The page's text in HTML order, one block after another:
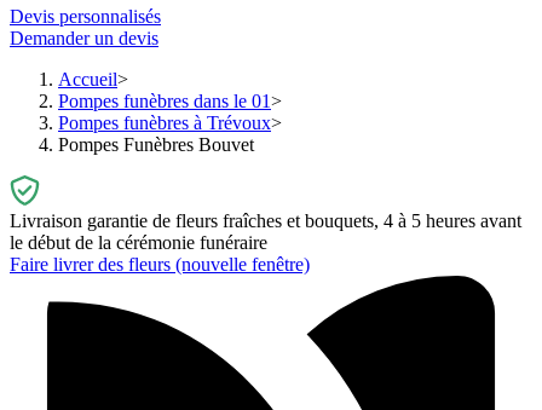
Devis personnalisés
Demander un devis
Accueil
Pompes funèbres dans le 01
Pompes funèbres à Trévoux
Pompes Funèbres Bouvet
Livraison garantie de fleurs fraîches et bouquets, 4 à 5 heures avant
le début de la cérémonie funéraire
Faire livrer des fleurs (nouvelle fenêtre)